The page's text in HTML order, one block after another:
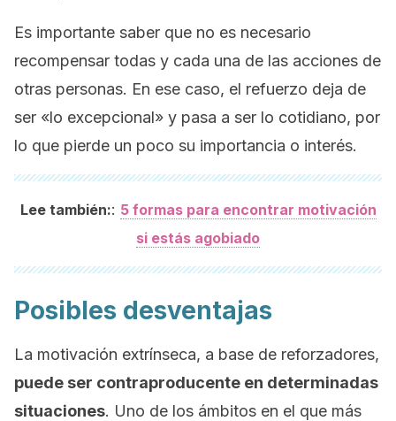
Es importante saber que no es necesario
recompensar todas y cada una de las acciones de
otras personas. En ese caso, el refuerzo deja de
ser «lo excepcional» y pasa a ser lo cotidiano, por
lo que pierde un poco su importancia o interés.
Lee también:: 5 formas para encontrar motivación
si estás agobiado
Posibles desventajas
La motivación extrínseca, a base de reforzadores,
puede ser contraproducente en determinadas
situaciones. Uno de los ámbitos en el que más